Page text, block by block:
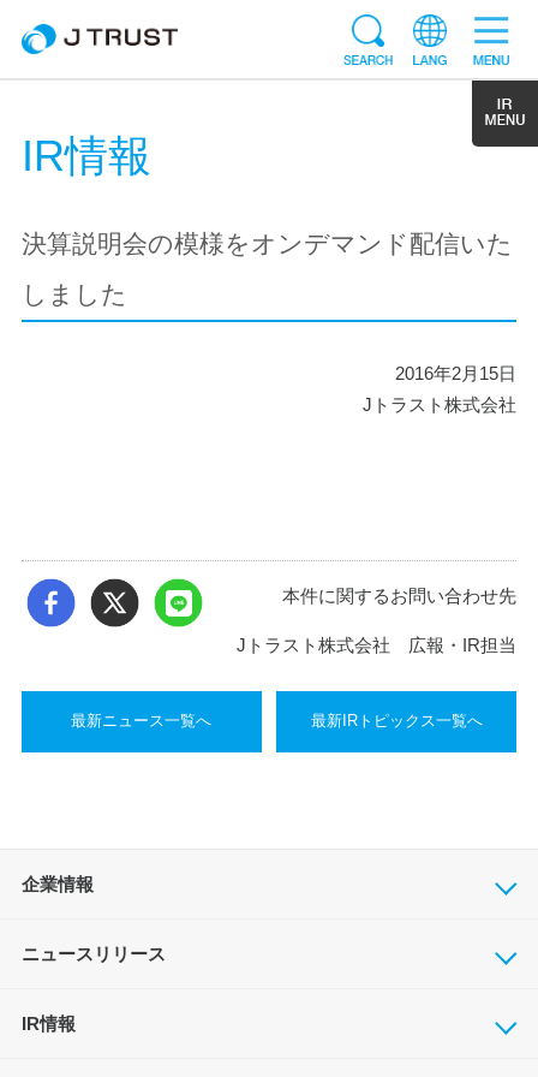
IR情報
決算説明会の模様をオンデマンド配信いた
しました
2016年2月15日
Jトラスト株式会社
本件に関するお問い合わせ先
Jトラスト株式会社 広報・IR担当
最新ニュース一覧へ 最新IRトピックス一覧へ
企業情報
ニュースリリース
IR情報